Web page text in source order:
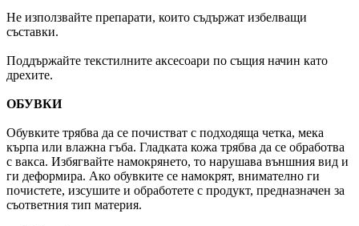
Не използвайте препарати, които съдържат избелващи
съставки.
Поддържайте текстилните аксесоари по същия начин като
дрехите.
ОБУВКИ
Обувките трябва да се почистват с подходяща четка, мека
кърпа или влажна гъба. Гладката кожа трябва да се обработва
с вакса. Избягвайте намокрянето, то нарушава външния вид и
ги деформира. Ако обувките се намокрят, внимателно ги
почистете, изсушите и обработете с продукт, предназначен за
съответния тип материя.